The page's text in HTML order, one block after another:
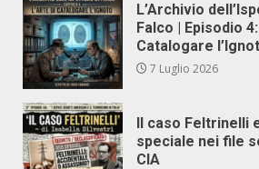
L’Archivio
Falco | Episodio
Catalogare
7 Luglio 2026
Il caso Feltrinelli
speciale nei file
CIA